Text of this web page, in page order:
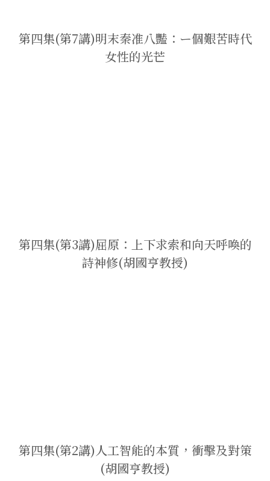
第四集(第7講)明末秦准八豔：ー個艱苦時代
女性的光芒
第四集(第3講)屈原：上下求索和向天呼喚的
詩神修(胡國亨教授)
第四集(第2講)人工智能的本質，衝擊及對策
(胡國亨教授)